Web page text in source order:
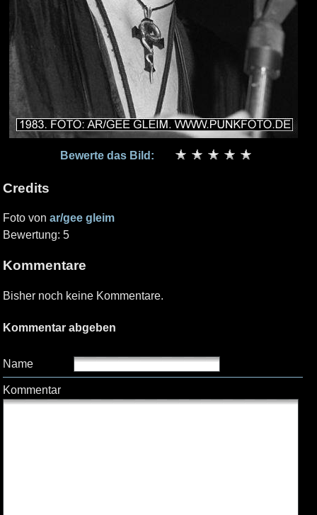
Bewerte das Bild:
Credits
Foto von ar/gee gleim
Bewertung: 5
Kommentare
Bisher noch keine Kommentare.
Kommentar abgeben
Name
Kommentar